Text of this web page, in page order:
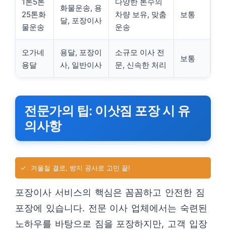
25톤화
물운송
화물운송, 용
달, 포장이사
차량 보유, 맞춤
운송
보통
오가네
용달
용달, 포장이
사, 일반이사
소규모 이사 전
문, 신속한 처리
보통
전문가의 팁: 이삿짐 포장 시 유
의사항
✓ 겨울철 결로, 방지 공사로 고민 끝!
포장이사 서비스의 핵심은 꼼꼼하고 안전한 짐
포장에 있습니다. 전문 이사 업체에서는 숙련된
노하우를 바탕으로 짐을 포장하지만, 고객 입장